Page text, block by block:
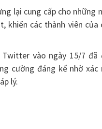
lại cung cấp cho những
khiến các thành viên
vào ngày 15/7 đã
cường đáng kể nhờ
lý.